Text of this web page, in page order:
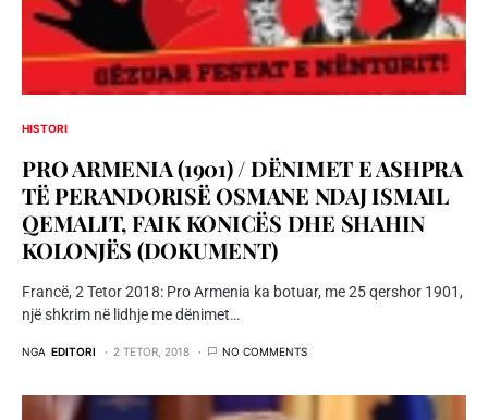
HISTORI
PRO ARMENIA (1901) / DËNIMET E ASHPRA
TË PERANDORISË OSMANE NDAJ ISMAIL
QEMALIT, FAIK KONICËS DHE SHAHIN
KOLONJËS (DOKUMENT)
Francë, 2 Tetor 2018: Pro Armenia ka botuar, me 25 qershor 1901,
një shkrim në lidhje me dënimet…
NGA EDITORI 2 TETOR, 2018 NO COMMENTS